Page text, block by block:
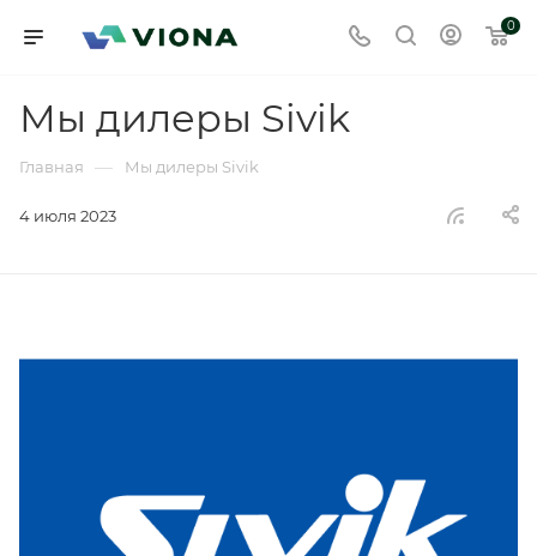
0
Мы дилеры Sivik
Главная — Мы дилеры Sivik
4 июля 2023